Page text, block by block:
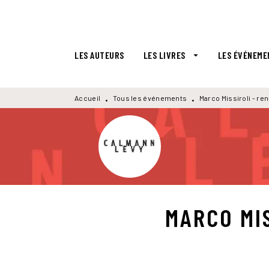
LES AUTEURS LES LIVRES arrow_drop_down LES
Accueil • Tous les événements • Marco Missiroli -
MARCO